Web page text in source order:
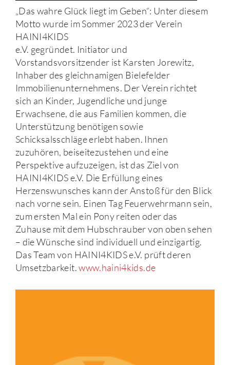
„Das wahre Glück liegt im Geben“: Unter diesem
Motto wurde im Sommer 2023 der Verein
HAINI4KIDS
e.V. gegründet. Initiator und
Vorstandsvorsitzender ist Karsten Jorewitz,
Inhaber des gleichnamigen Bielefelder
Immobilienunternehmens. Der Verein richtet
sich an Kinder, Jugendliche und junge
Erwachsene, die aus Familien kommen, die
Unterstützung benötigen sowie
Schicksalsschläge erlebt haben. Ihnen
zuzuhören, beiseitezustehen und eine
Perspektive aufzuzeigen, ist das Ziel von
HAINI4KIDS e.V. Die Erfüllung eines
Herzenswunsches kann der Anstoß für den Blick
nach vorne sein. Einen Tag Feuerwehrmann sein,
zum ersten Mal ein Pony reiten oder das
Zuhause mit dem Hubschrauber von oben sehen
– die Wünsche sind individuell und einzigartig.
Das Team von HAINI4KIDS e.V. prüft deren
Umsetzbarkeit.www.haini4kids.de